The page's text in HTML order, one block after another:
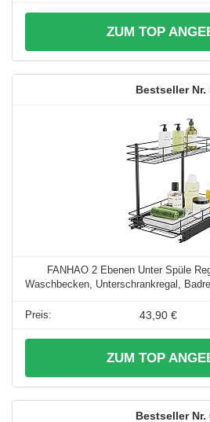
ZUM TOP
FANHAO 2 Ebenen Unter Spüle
Waschbecken, Unterschrankregal,
43,90 €
ZUM TOP